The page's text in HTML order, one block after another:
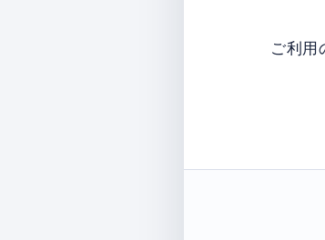
ご利用